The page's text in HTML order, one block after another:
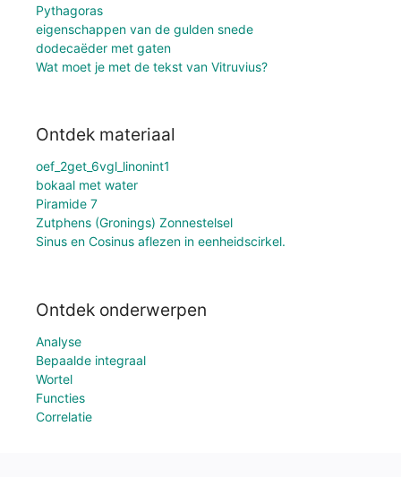
Pythagoras
eigenschappen van de gulden snede
dodecaëder met gaten
Wat moet je met de tekst van Vitruvius?
Ontdek materiaal
oef_2get_6vgl_linonint1
bokaal met water
Piramide 7
Zutphens (Gronings) Zonnestelsel
Sinus en Cosinus aflezen in eenheidscirkel.
Ontdek onderwerpen
Analyse
Bepaalde integraal
Wortel
Functies
Correlatie